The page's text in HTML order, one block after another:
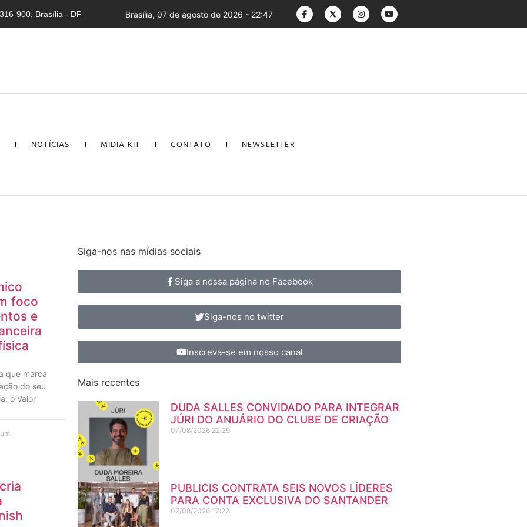
900. Brasília - DF Brasília, 07 de agosto de 2026 - 22:47
NOTÍCIAS MIDIA KIT CONTATO NEWSLETTER
foco
e
que marca
do seu
o Valor
Siga-nos nas mídias sociais
Siga a nossa página no Facebook
Siga-nos no twitter
Inscreva-se em nosso canal
Mais recentes
DUDA SALLES CONVIDADO PARA INTEGRAR
JÚRI DO ANUÁRIO DO CLUBE DE CRIAÇÃO
07/08/2026 22:29
PUBLICIS CONTRATA SEIS NOVOS LÍDERES
PARA CONTA EXCLUSIVA DO SANTANDER
07/08/2026 17:22